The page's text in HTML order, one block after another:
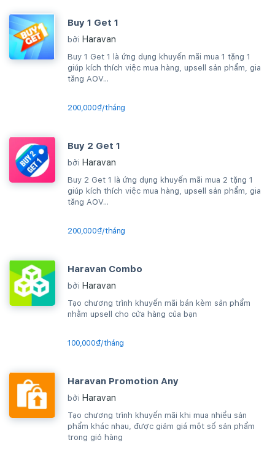
Buy 1 Get 1
bởi Haravan
Buy 1 Get 1 là ứng dụng khuyến mãi mua 1 tặng 1
giúp kích thích việc mua hàng, upsell sản phẩm, gia
tăng AOV...
200,000₫/tháng
Buy 2 Get 1
bởi Haravan
Buy 2 Get 1 là ứng dụng khuyến mãi mua 2 tặng 1
giúp kích thích việc mua hàng, upsell sản phẩm, gia
tăng AOV...
200,000₫/tháng
Haravan Combo
bởi Haravan
Tạo chương trình khuyến mãi bán kèm sản phẩm
nhằm upsell cho cửa hàng của bạn
100,000₫/tháng
Haravan Promotion Any
bởi Haravan
Tạo chương trình khuyến mãi khi mua nhiều sản
phẩm khác nhau, được giảm giá một số sản phẩm
trong giỏ hàng